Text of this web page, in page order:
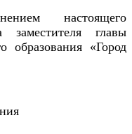
настоящего
заместителя главы
образования «Город